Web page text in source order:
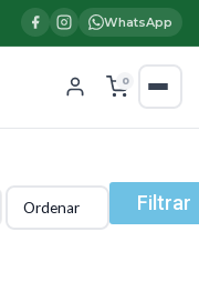
WhatsApp
0
Filtrar